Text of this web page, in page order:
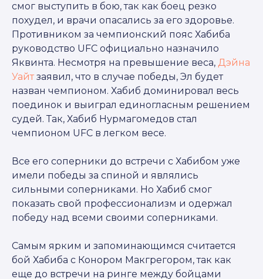
смог выступить в бою, так как боец резко
похудел, и врачи опасались за его здоровье.
Противником за чемпионский пояс Хабиба
руководство UFC официально назначило
Яквинта. Несмотря на превышение веса, Дэйна
Уайтзаявил, что в случае победы, Эл будет
назван чемпионом. Хабиб доминировал весь
поединок и выиграл единогласным решением
судей. Так, Хабиб Нурмагомедов стал
чемпионом UFC в легком весе.
Все его соперники до встречи с Хабибом уже
имели победы за спиной и являлись
сильными соперниками. Но Хабиб смог
показать свой профессионализм и одержал
победу над всеми своими соперниками.
Самым ярким и запоминающимся считается
бой Хабиба с Конором Макгрегором, так как
еще до встречи на ринге между бойцами